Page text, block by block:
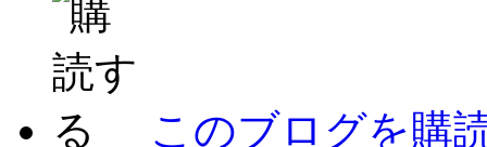
このブログを購